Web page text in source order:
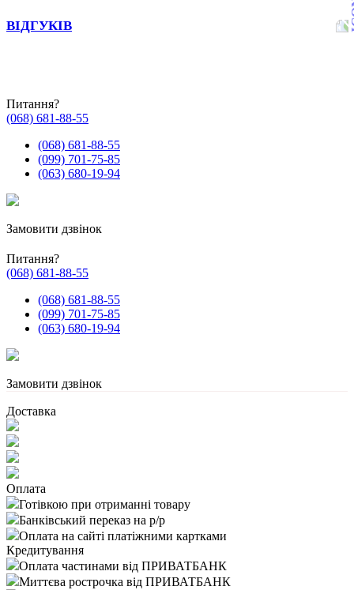
ВІДГУКІВ
Питання?
(068) 681-88-55
(068) 681-88-55
(099) 701-75-85
(063) 680-19-94
Замовити дзвінок
Питання?
(068) 681-88-55
(068) 681-88-55
(099) 701-75-85
(063) 680-19-94
Замовити дзвінок
Доставка
Оплата
Готівкою при отриманні товару
Банківський переказ на р/р
Оплата на сайті платіжними картками
Кредитування
Оплата частинами від ПРИВАТБАНК
Миттєва рострочка від ПРИВАТБАНК